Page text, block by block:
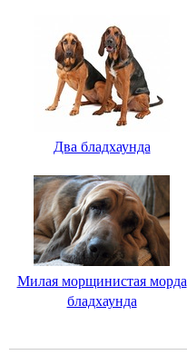
Два бладхаунда
Милая морщинистая морда
бладхаунда